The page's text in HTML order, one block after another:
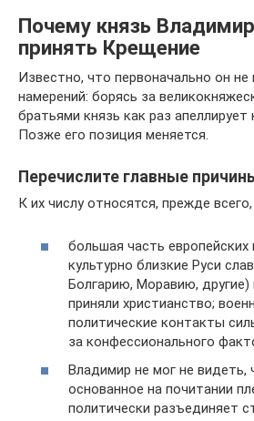
Почему князь
принять Крещение
Известно, что первоначально он не
намерений: борясь за
братьями князь как раз апеллирует
Позже его позиция меняется.
Перечислите главные
К их числу относятся, прежде
большая часть
культурно близкие Руси
Болгарию, Моравию, другие)
приняли христианство;
политические контакты
за конфессионального
Владимир не мог не видеть,
основанное на почитании
политически разъединяет